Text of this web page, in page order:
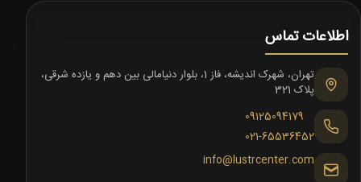
اطلاعات تماس
تهران، شهرک اندیشه، فاز 1، بلوار دنیامالی بین دهم و یازده شرقی،
پلاک 321
09125094179
021-65536452
info@lustrcenter.com